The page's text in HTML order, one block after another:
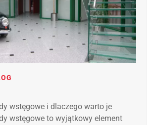
wstęgowe i dlaczego warto je
wstęgowe to wyjątkowy element